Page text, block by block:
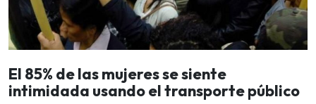
El 85% de las mujeres se siente
intimidada usando el transporte público